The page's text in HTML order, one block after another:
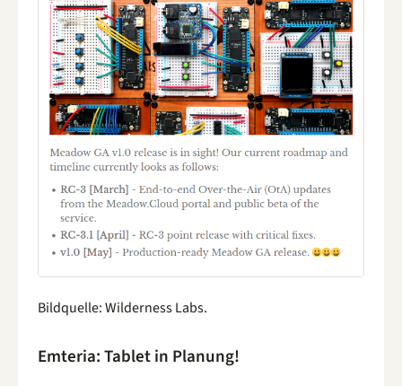
Bildquelle: Wilderness Labs.
Emteria: Tablet in Planung!